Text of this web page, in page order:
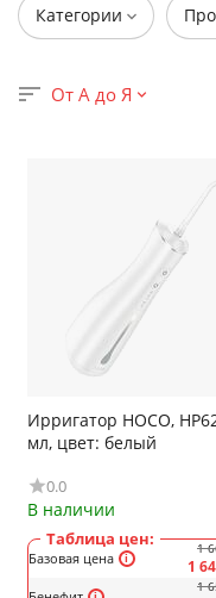
Категории
От А до Я
Ирригатор HOCO,
мл, цвет: белый
0.0
В наличии
Таблица цен:
Базовая цена
1
1
1